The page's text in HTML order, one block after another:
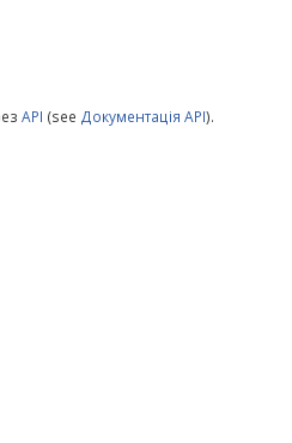
API (see Документація API).